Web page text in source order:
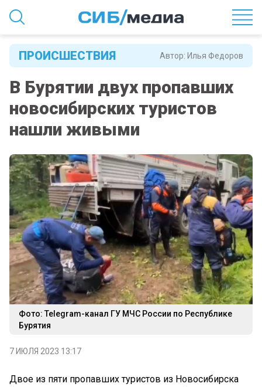
Автор: Илья Федоров
ПРОИСШЕСТВИЯ
В Бурятии двух пропавших
новосибирских туристов
нашли живыми
Фото: Telegram-канал ГУ МЧС России по Республике
Бурятия
7 ИЮЛЯ 2023 13:17
Двое из пяти пропавших туристов из Новосибирска